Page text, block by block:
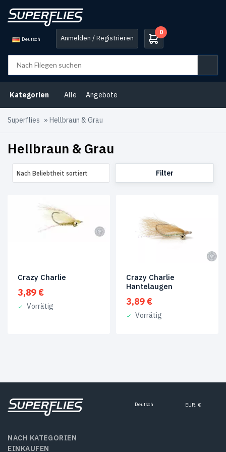
Deutsch Anmelden / Registrieren
0
Kategorien Alle Angebote
Superflies » Hellbraun & Grau
Hellbraun & Grau
Bonefisch
(2)
Garnelen
Salzwasserfliegen(2)
Nach Beliebtheit sortiert Filter
Crazy Charlie
3,89 €
Vorrätig
Crazy Charlie
Hantelaugen
3,89 €
Vorrätig
Deutsch EUR, €
NACH KATEGORIEN
EINKAUFEN